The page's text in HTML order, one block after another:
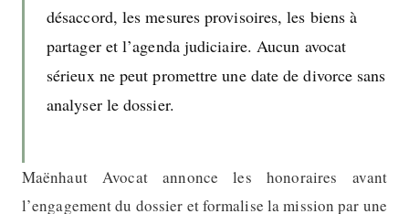
désaccord, les mesures provisoires, les biens à
partager et l’agenda judiciaire. Aucun avocat
sérieux ne peut promettre une date de divorce sans
analyser le dossier.
Maënhaut Avocat annonce les honoraires avant
l’engagement du dossier et formalise la mission par une